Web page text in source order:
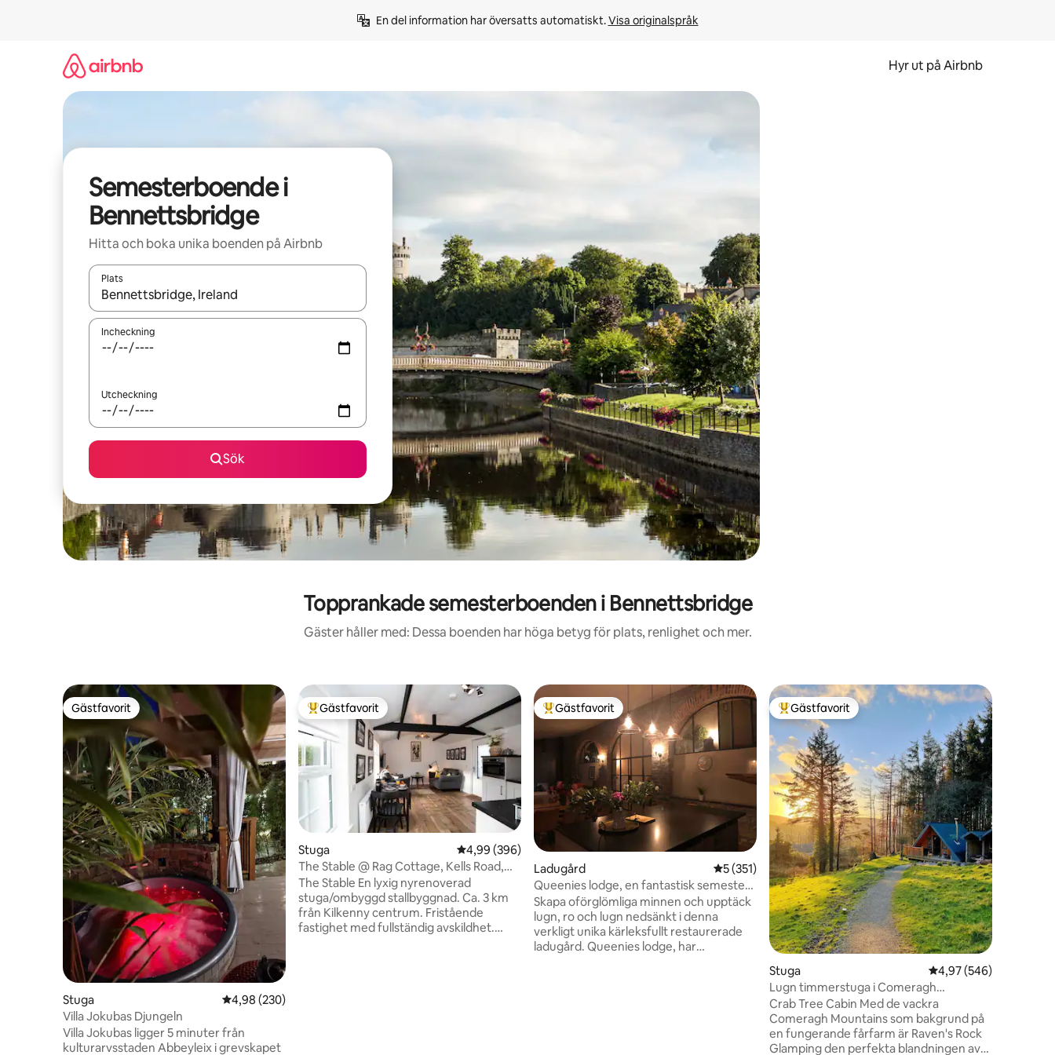
En del information har översatts automatiskt. Visa originalspråk
Hyr ut på Airbnb
Semesterboende i
Bennettsbridge
Hitta och boka unika boenden på Airbnb
Plats
När resultaten är tillgängliga kan du navigera med upp- och nedåtpilarna eller utforska genom att trycka eller svepa.
Incheckning
Utcheckning
Sök
Topprankade semesterboenden i Bennettsbridge
Gäster håller med: Dessa boenden har höga betyg för plats, renlighet och mer.
Gästfavorit
Gästfavorit
Stuga 4,98 av 5 i genomsnittligt betyg, 230 omdömen
4,98 (230)
Villa Jokubas Djungeln
Villa Jokubas ligger 5 minuter från
kulturarvsstaden Abbeyleix i grevskapet
Populär gästfavorit
Gästfavorit
Stuga 4,99 av 5 i genomsnittligt betyg, 396 omdömen
4,99 (396)
The Stable @ Rag Cottage, Kells Road,
Kilkenny
The Stable En lyxig nyrenoverad
stuga/ombyggd stallbyggnad. Ca. 3 km
från Kilkenny centrum. Fristående
fastighet med fullständig avskildhet.
Populär gästfavorit
Gästfavorit
Ladugård 5 av 5 i genomsnittligt betyg, 351 omdömen
5 (351)
Queenies lodge, en fantastisk semester,
Co Kilkenny
Skapa oförglömliga minnen och upptäck
lugn, ro och lugn nedsänkt i denna
verkligt unika kärleksfullt restaurerade
ladugård. Queenies lodge, har
Populär gästfavorit
Gästfavorit
Stuga 4,97 av 5 i
4,97 (546)
Lugn timmerstuga i Comeragh
Mountains (2/2)
Crab Tree Cabin Med de vackra
Comeragh Mountains som bakgrund på
en fungerande fårfarm är Raven's Rock
Glamping den perfekta blandningen av